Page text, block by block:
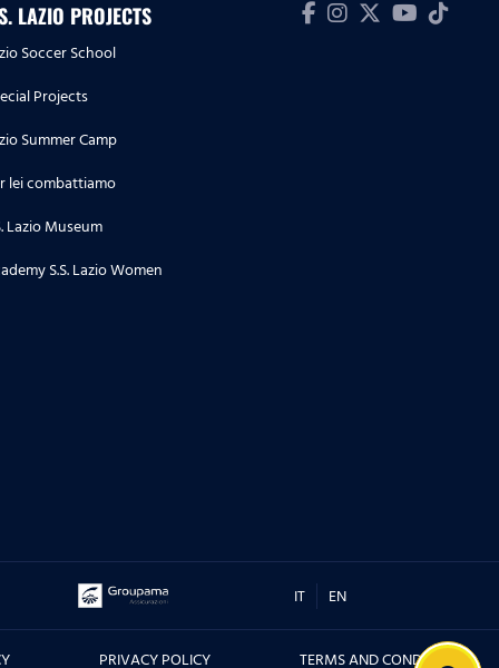
LAZIO PROJECTS
Soccer School
Projects
Summer Camp
lei combattiamo
Lazio Museum
S.S. Lazio Women
IT EN
PRIVACY POLICY TERMS AND CONDITIONS